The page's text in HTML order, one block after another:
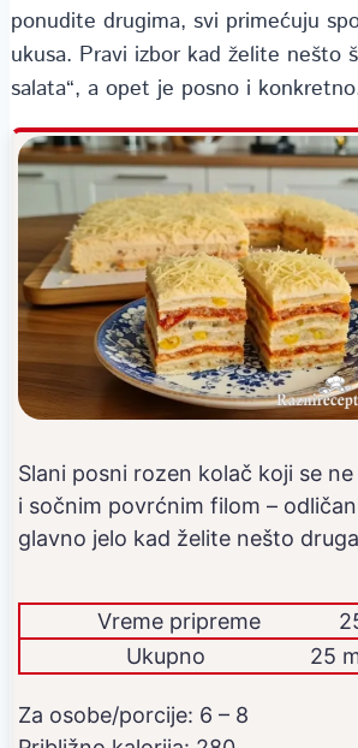
ponudite drugima, svi primećuju
ukusa. Pravi izbor kad želite nešto
salata“, a opet je posno i
Slani posni rozen kolač koji se
i sočnim povrćnim filom –
glavno jelo kad želite nešto
Vreme pripreme
Ukupno
25
Za osobe/porcije: 6 – 8